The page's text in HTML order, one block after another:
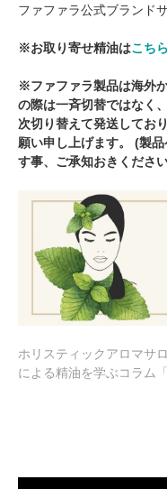
ファファラ公式ブランド
※お取り寄せ精油はこちら
※ファファラ製品は海外
の際は一斉切替ではなく
次切り替えて発送してお
願い申し上げます。 (製
す事、ご承知おきくださ
ホリスティックアロマサ
による精油を学ぶコラム